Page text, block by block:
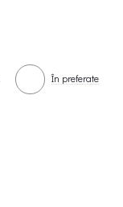
În preferate